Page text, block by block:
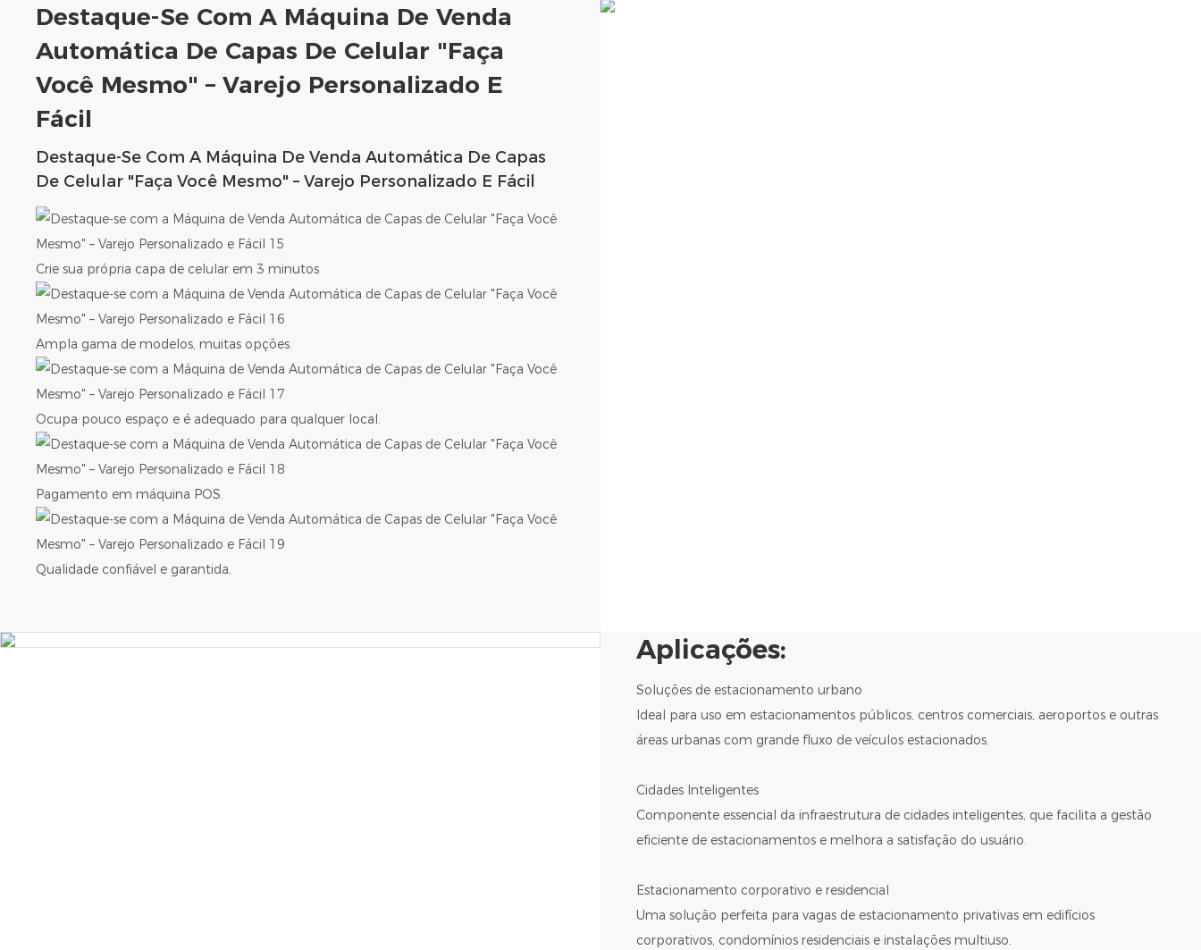
Destaque-Se Com A Máquina De Venda
Automática De Capas De Celular "Faça
Você Mesmo" – Varejo Personalizado E
Fácil
Destaque-Se Com A Máquina De Venda Automática De Capas
De Celular "Faça Você Mesmo" – Varejo Personalizado E Fácil
Crie sua própria capa de celular em 3 minutos
Ampla gama de modelos, muitas opções.
Ocupa pouco espaço e é adequado para qualquer local.
Pagamento em máquina POS.
Qualidade confiável e garantida.
Aplicações:
Soluções de estacionamento urbano
Ideal para uso em estacionamentos públicos, centros comerciais, aeroportos e outras
áreas urbanas com grande fluxo de veículos estacionados.
Cidades Inteligentes
Componente essencial da infraestrutura de cidades inteligentes, que facilita a gestão
eficiente de estacionamentos e melhora a satisfação do usuário.
Estacionamento corporativo e residencial
Uma solução perfeita para vagas de estacionamento privativas em edifícios
corporativos, condomínios residenciais e instalações multiuso.